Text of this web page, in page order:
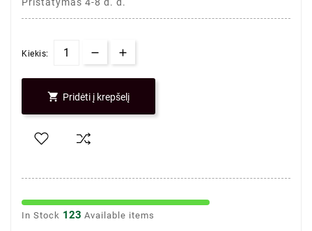
Kiekis:
 Pridėti į krepšelį
In Stock 123 Available items